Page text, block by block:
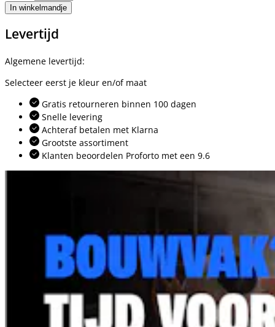
In winkelmandje
Levertijd
Algemene levertijd:
Selecteer eerst je kleur en/of maat
Gratis retourneren binnen 100 dagen
Snelle levering
Achteraf betalen met Klarna
Grootste assortiment
Klanten beoordelen Proforto met een 9.6